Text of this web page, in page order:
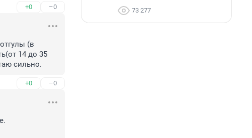
+0 –0
(в
14 до 35
сильно.
+0 –0
73 277